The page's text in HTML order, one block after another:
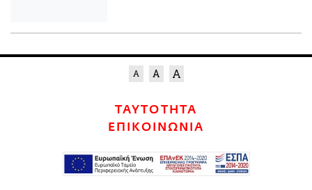
ΤΑΥΤΟΤΗΤΑ
ΕΠΙΚΟΙΝΩΝΙΑ